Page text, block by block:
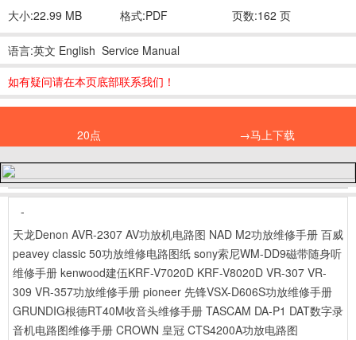
大小:22.99 MB 格式:PDF 页数:162 页
语言:英文 English Service Manual
如有疑问请在本页底部联系我们！
20点 →马上下载
-
天龙Denon AVR-2307 AV功放机电路图 NAD M2功放维修手册 百威
peavey classic 50功放维修电路图纸 sony索尼WM-DD9磁带随身听
维修手册 kenwood建伍KRF-V7020D KRF-V8020D VR-307 VR-
309 VR-357功放维修手册 pioneer 先锋VSX-D606S功放维修手册
GRUNDIG根德RT40M收音头维修手册 TASCAM DA-P1 DAT数字录
音机电路图维修手册 CROWN 皇冠 CTS4200A功放电路图